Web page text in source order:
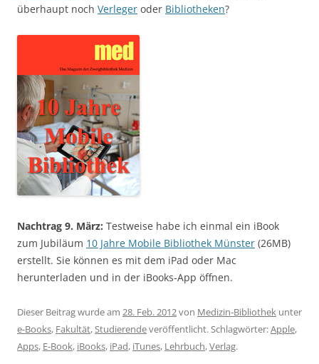
überhaupt noch Verleger oder Bibliotheken?
Nachtrag 9. März: Testweise habe ich einmal ein iBook
zum Jubiläum 10 Jahre Mobile Bibliothek Münster (26MB)
erstellt. Sie können es mit dem iPad oder Mac
herunterladen und in der iBooks-App öffnen.
Dieser Beitrag wurde am 28. Feb. 2012von Medizin-Bibliothek unter
e-Books, Fakultät,Studierendeveröffentlicht. Schlagwörter:Apple,
Apps, E-Book, iBooks, iPad, iTunes, Lehrbuch,Verlag.